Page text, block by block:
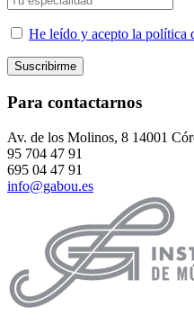
He leído y acepto la política
Para contactarnos
Av. de los Molinos, 8 14001
95 704 47 91
695 04 47 91
info@gabou.es